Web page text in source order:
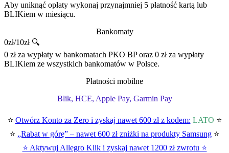
Aby uniknąć opłaty wykonaj przynajmniej 5 płatność kartą lub
BLIKiem w miesiącu.
Bankomaty
0zł/10zł 🔍
0 zł za wypłaty w bankomatach PKO BP oraz 0 zł za wypłaty
BLIKiem ze wszystkich bankomatów w Polsce.
Płatności mobilne
Blik, HCE, Apple Pay, Garmin Pay
⭐ Otwórz Konto za Zero i zyskaj nawet 600 zł z kodem: LATO ⭐
⭐ „Rabat w górę” – nawet 600 zł zniżki na produkty Samsung ⭐
⭐ Aktywuj Allegro Klik i zyskaj nawet 1200 zł zwrotu ⭐